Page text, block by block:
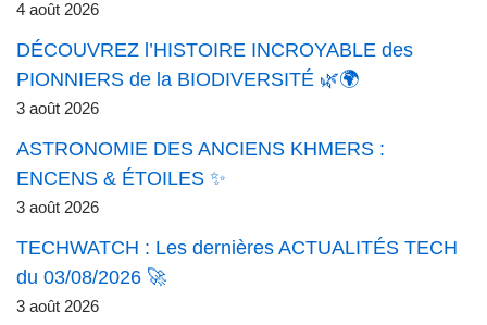
4 août 2026
DÉCOUVREZ l’HISTOIRE INCROYABLE des
PIONNIERS de la BIODIVERSITÉ 🌿🌍
3 août 2026
ASTRONOMIE DES ANCIENS KHMERS :
ENCENS & ÉTOILES ✨
3 août 2026
TECHWATCH : Les dernières ACTUALITÉS TECH
du 03/08/2026 🚀
3 août 2026